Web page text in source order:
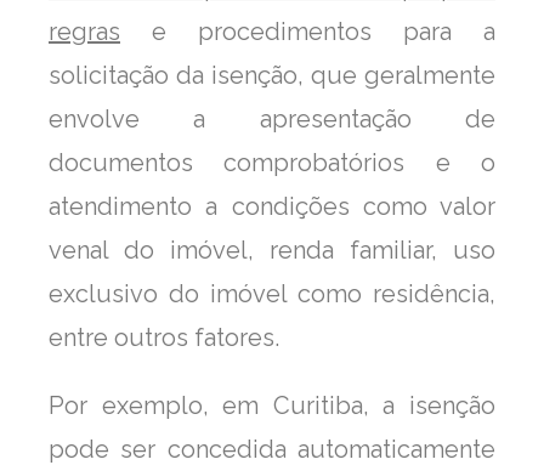
regras e procedimentos para a
solicitação da isenção, que geralmente
envolve a apresentação de
documentos comprobatórios e o
atendimento a condições como valor
venal do imóvel, renda familiar, uso
exclusivo do imóvel como residência,
entre outros fatores.
Por exemplo, em Curitiba, a isenção
pode ser concedida automaticamente